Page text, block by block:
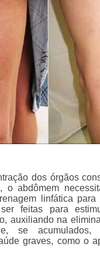
dos órgãos
o abdômem
linfática para
feitas para
auxiliando na
se acumulados,
graves, como o